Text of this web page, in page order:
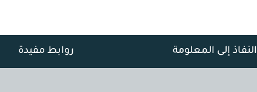
النفاذ إلى المعلومة روابط مفيدة